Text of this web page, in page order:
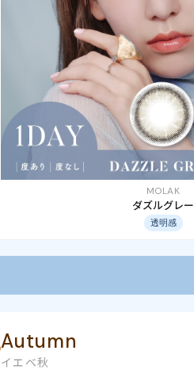
MOLAK
ダズルグレー
透明感
Autumn
イエベ秋